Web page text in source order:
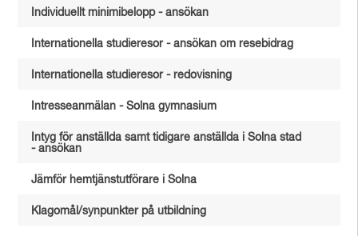
Individuellt minimibelopp - ansökan
Internationella studieresor - ansökan om resebidrag
Internationella studieresor - redovisning
Intresseanmälan - Solna gymnasium
Intyg för anställda samt tidigare anställda i Solna stad
- ansökan
Jämför hemtjänstutförare i Solna
Klagomål/synpunkter på utbildning